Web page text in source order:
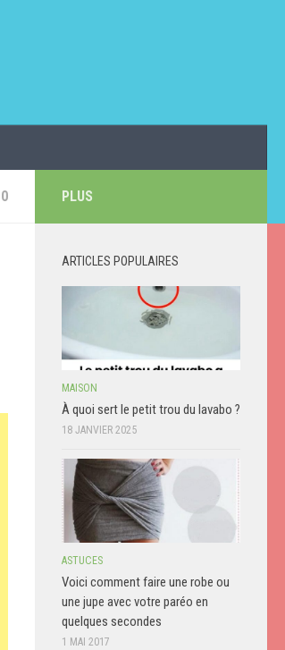
0 PLUS
ARTICLES POPULAIRES
MAISON
À quoi sert le petit trou du lavabo ?
18 JANVIER 2025
ASTUCES
Voici comment faire une robe ou
une jupe avec votre paréo en
quelques secondes
1 MAI 2017